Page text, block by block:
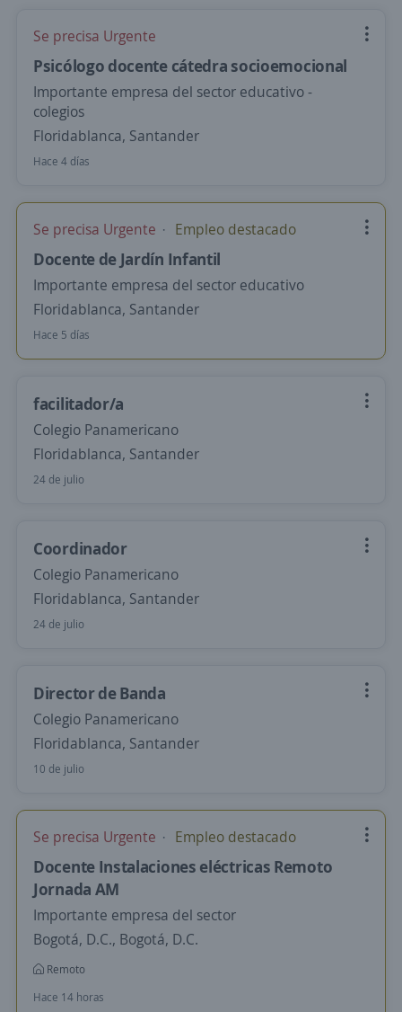
Se precisa Urgente
Psicólogo docente cátedra socioemocional
Importante empresa del sector educativo -
colegios
Floridablanca, Santander
Hace 4 días
Se precisa Urgente Empleo destacado
Docente de Jardín Infantil
Importante empresa del sector educativo
Floridablanca, Santander
Hace 5 días
facilitador/a
Colegio Panamericano
Floridablanca, Santander
24 de julio
Coordinador
Colegio Panamericano
Floridablanca, Santander
24 de julio
Director de Banda
Colegio Panamericano
Floridablanca, Santander
10 de julio
Se precisa Urgente Empleo destacado
Docente Instalaciones eléctricas Remoto
Jornada AM
Importante empresa del sector
Bogotá, D.C., Bogotá, D.C.
Remoto
Hace 14 horas